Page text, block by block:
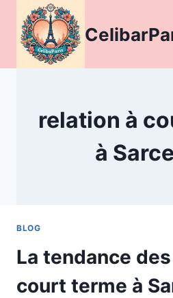
contenu
relation à
à
BLOG
La tendance
court terme à